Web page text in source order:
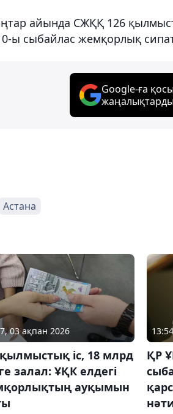
айында СЖҚҚ 126
ы сыбайлас жемқорлық
Google-ға
Астана
03 ақпан 2026
іс, 18 млрд
залал: ҰҚК елдегі
ауқымын
ҚР